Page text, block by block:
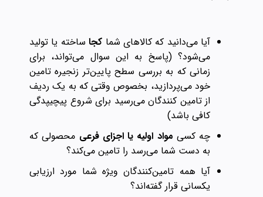
آیا می‌دانید که کالاهای شما کجا ساخته یا تولید
می‌شود؟ (پاسخ به این سوال می‌تواند، برای
زمانی که به بررسی سطح پایین‌تر زنجیره تامین
خود می‌پردازید، بخصوص وقتی که به یک ردیف
از تامین کنندگان می‌رسید برای شروع پیچیپدگی
کافی باشد)
چه کسی مواد اولیه یا اجزای فرعی محصولی که
به دست شما می‌رسد را تامین می‌کند؟
آیا همه تامین‌کنندگان ویژه شما مورد ارزیابی
یکسانی قرار گفته‌اند؟‌